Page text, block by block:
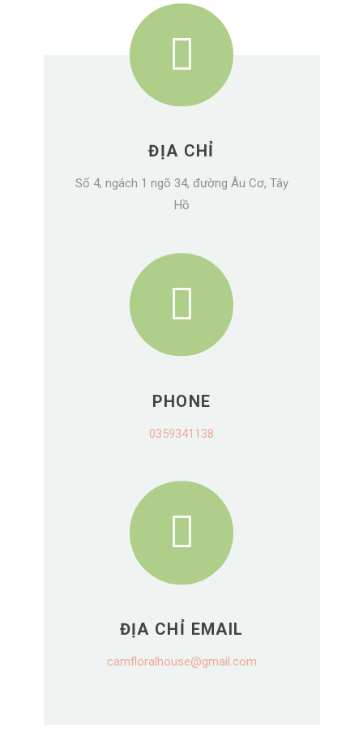
ĐỊA CHỈ
Số 4, ngách 1 ngõ 34, đường Âu Cơ, Tây
Hồ
PHONE
0359341138
ĐỊA CHỈ EMAIL
camfloralhouse@gmail.com